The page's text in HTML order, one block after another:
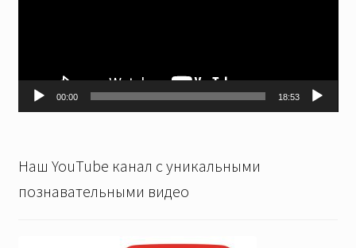
00:00 18:53
Наш YouTube канал с уникальными
познавательными видео